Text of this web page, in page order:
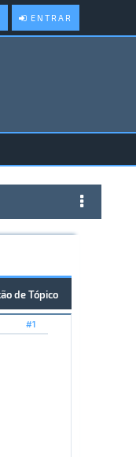
ENTRAR
de Tópico
#1